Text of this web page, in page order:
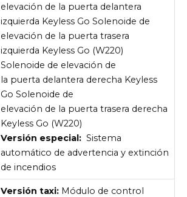
elevación de la puerta delantera
izquierda Keyless Go Solenoide de
elevación de la puerta trasera
izquierda Keyless Go (W220)
Solenoide de elevación de
la puerta delantera derecha Keyless
Go Solenoide de
elevación de la puerta trasera derecha
Keyless Go (W220)
Versión especial: Sistema
automático de advertencia y extinción
de incendios
Versión taxi: Módulo de control